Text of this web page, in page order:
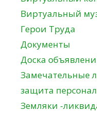
Виртуальный
Герои Труда
Документы
Доска
Замечательные
защита
Земляки -